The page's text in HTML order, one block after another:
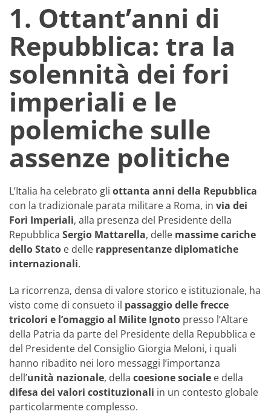
1. Ottant’anni di
Repubblica: tra la
solennità dei fori
imperiali e le
polemiche sulle
assenze politiche
L’Italia ha celebrato gli ottanta anni della Repubblica
con la tradizionale parata militare a Roma, in via dei
Fori Imperiali, alla presenza del Presidente della
Repubblica Sergio Mattarella, delle massime cariche
dello Stato e delle rappresentanze diplomatiche
internazionali.
La ricorrenza, densa di valore storico e istituzionale, ha
visto come di consueto il passaggio delle frecce
tricolori e l’omaggio al Milite Ignoto presso l’Altare
della Patria da parte del Presidente della Repubblica e
del Presidente del Consiglio Giorgia Meloni, i quali
hanno ribadito nei loro messaggi l’importanza
dell’unità nazionale, della coesione sociale e della
difesa dei valori costituzionali in un contesto globale
particolarmente complesso.